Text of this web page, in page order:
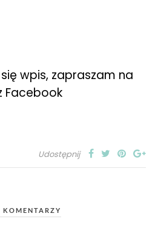
wpis, zapraszam na
Facebook
Udostępnij
KOMENTARZY